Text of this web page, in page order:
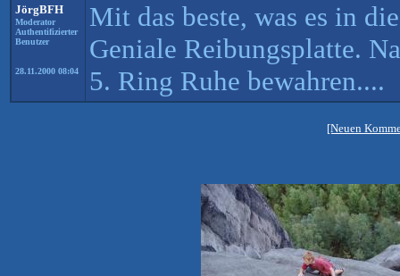
JörgBFH
Moderator
Authentifizierter
Benutzer
28.11.2000 08:04
Mit das beste, was es in
Geniale Reibungsplatte.
5. Ring Ruhe bewahren....
[Neuen